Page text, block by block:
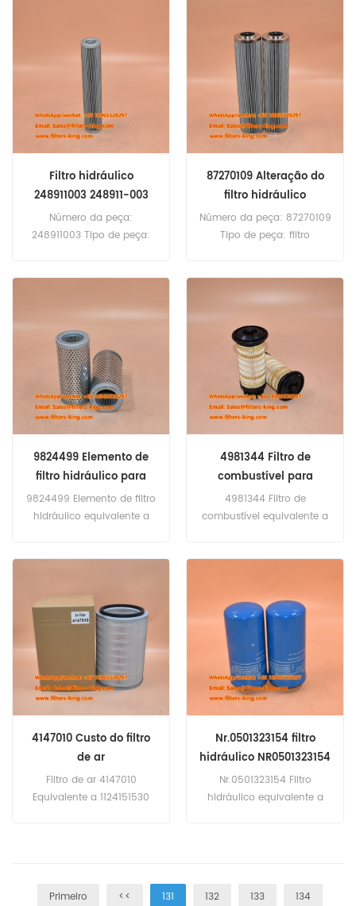
5801364481 Uso para
IVECO Eurotech 190E24,
Eurotech 190E27, Eurotech
190E31, Eurotech 190E35,
Eurotech 240E31, Eurotech
240E35, EuroTech 190E24.
Filtro hidráulico
248911003 248911-003
248911.003
Número da peça:
248911003 Tipo de peça:
Filtro hidráulico equivalente
a ST1413 2110D10BH Uso
para Putzmeister Pump
Truck.
87270109 Alteração do
filtro hidráulico
Número da peça: 87270109
Tipo de peça: filtro
MOQ: 60pcs
9824499 Elemento de
filtro hidráulico para
R110F2
9824499 Elemento de filtro
hidráulico equivalente a
4981344 Filtro de
combustível para
motores
4981344 Filtro de
combustível equivalente a
4147010 Custo do filtro
de ar
Filtro de ar 4147010
Equivalente a 1124151530
Nr.0501323154 filtro
hidráulico NR0501323154
Nr.0501323154 Filtro
hidráulico equivalente a
Primeiro << 131 132 133 134